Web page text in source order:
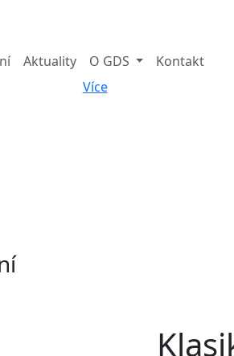
Aktuality
O GDS
Více
Kontakt